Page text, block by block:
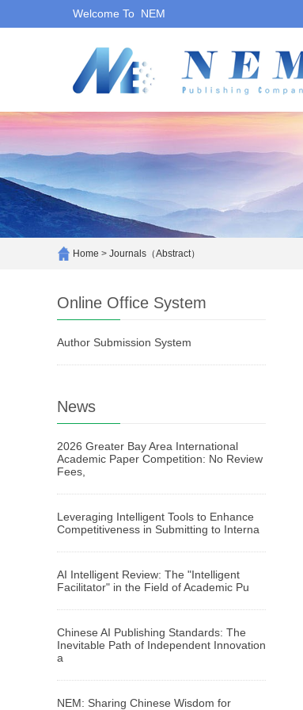
Welcome To NEM
Home > Journals（Abstract）
Online Office System
Author Submission System
News
2026 Greater Bay Area International
Academic Paper Competition: No Review
Fees,
Leveraging Intelligent Tools to Enhance
Competitiveness in Submitting to Interna
AI Intelligent Review: The "Intelligent
Facilitator" in the Field of Academic Pu
Chinese AI Publishing Standards: The
Inevitable Path of Independent Innovation
a
NEM: Sharing Chinese Wisdom for